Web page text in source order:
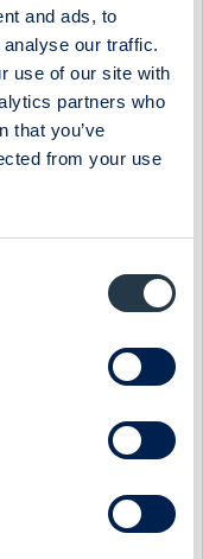
and ads, to
our traffic.
use of our site with
partners who
that you’ve
from your use
samt
enligt den
avstämningsdag
direktören.
och
i styrelsen.
att besluta om
av förvärv av
om